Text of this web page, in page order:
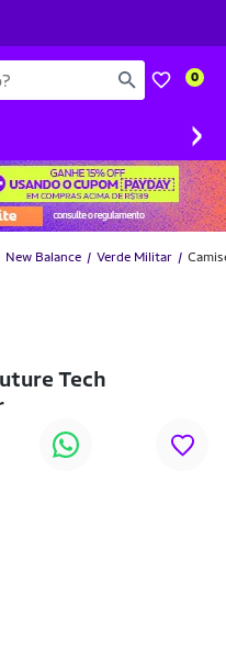
0
›
New Balance Verde Militar
Tech